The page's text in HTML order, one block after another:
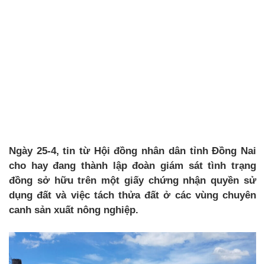
Ngày 25-4, tin từ Hội đồng nhân dân tỉnh Đồng Nai
cho hay đang thành lập đoàn giám sát tình trạng
đồng sở hữu trên một giấy chứng nhận quyền sử
dụng đất và việc tách thửa đất ở các vùng chuyên
canh sản xuất nông nghiệp.